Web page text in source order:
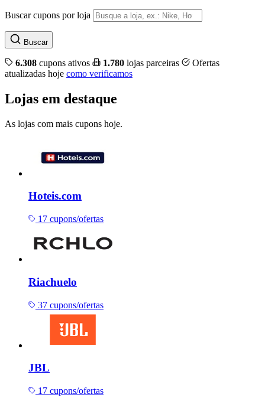
Buscar cupons por loja
Buscar
6.308 cupons ativos 1.780 lojas parceiras
Ofertas
atualizadas hoje como verificamos
Lojas em destaque
As lojas com mais cupons hoje.
Hoteis.com
17 cupons/ofertas
Riachuelo
37 cupons/ofertas
JBL
17 cupons/ofertas